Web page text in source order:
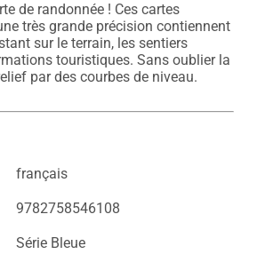
de randonnée ! Ces cartes
très grande précision contiennent
sur le terrain, les sentiers
touristiques. Sans oublier la
par des courbes de niveau.
français
9782758546108
Série Bleue